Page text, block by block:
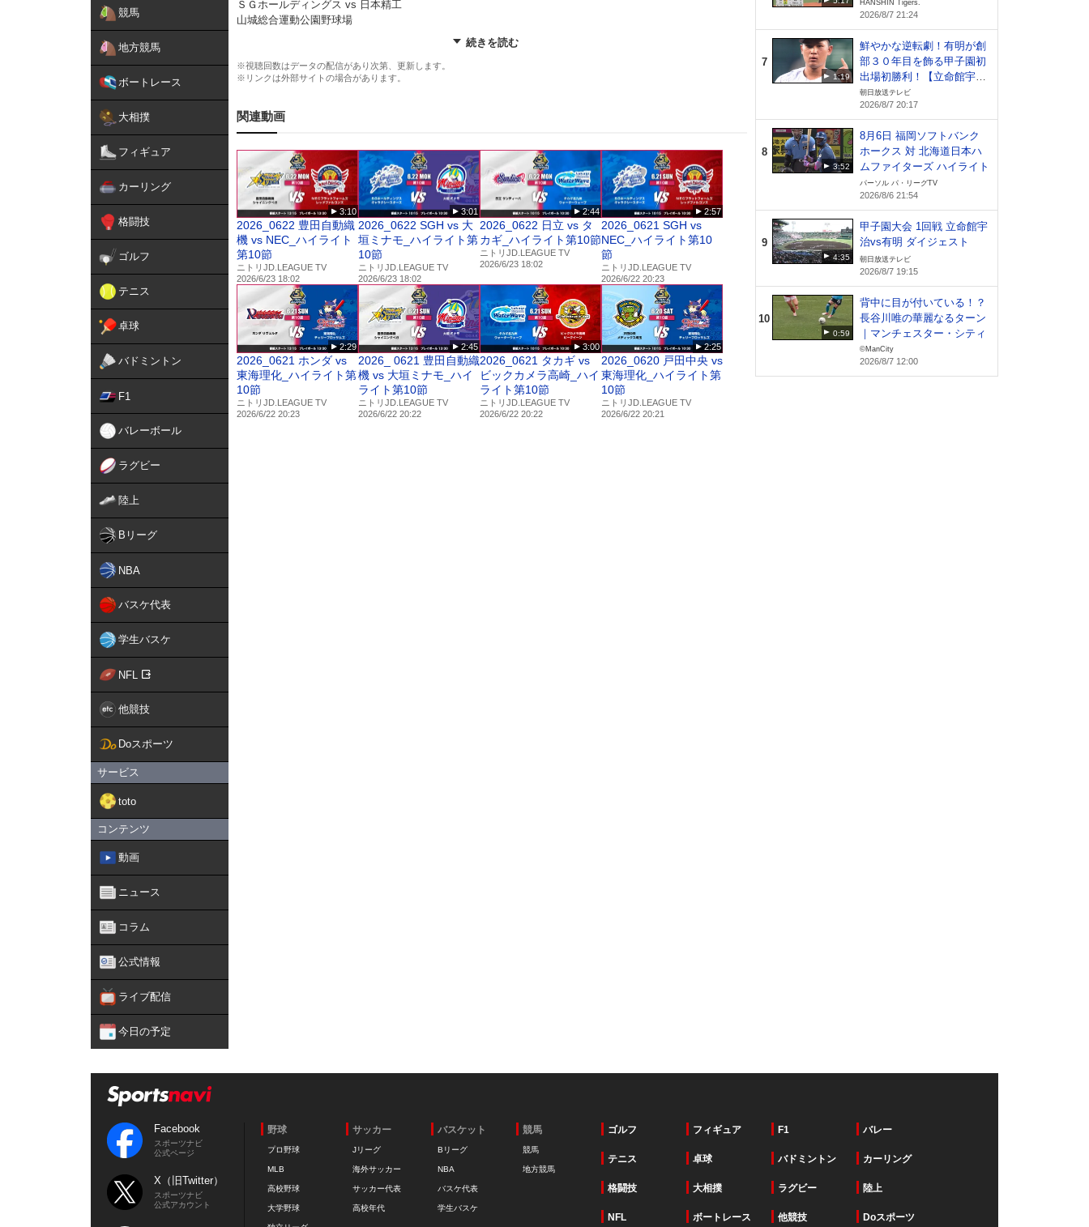
競馬
地方競馬
ボートレース
大相撲
フィギュア
カーリング
格闘技
ゴルフ
テニス
卓球
バドミントン
F1
バレーボール
ラグビー
陸上
Bリーグ
NBA
バスケ代表
学生バスケ
NFL
他競技
Doスポーツ
サービス
toto
コンテンツ
動画
ニュース
コラム
公式情報
ライブ配信
今日の予定
ＳＧホールディングス vs 日本精工
山城総合運動公園野球場
勝利したＳＧホールディングスのエリカ・ピアンカステリ選手のMost Wow! Player インタビュー!!
#ウルカ #イタリアン・スタローン
https://wowcollection.jdleague.jp/player/erika_piancastelli/
https://sports.yahoo.co.jp/video/player/10092294
試合詳細はこちら
https://jdleague.jp/game_lives/vod/3079/
続きを読む
※視聴回数はデータの配信があり次第、更新します。
※リンクは外部サイトの場合があります。
関連動画
3:10
2026_0622 豊田自動織
機 vs NEC_ハイライト
第10節
ニトリJD.LEAGUE TV
2026/6/23 18:02
3:01
2026_0622 SGH vs 大
垣ミナモ_ハイライト第
10節
ニトリJD.LEAGUE TV
2026/6/23 18:02
2:44
2026_0622 日立 vs タ
カギ_ハイライト第10節
ニトリJD.LEAGUE TV
2026/6/23 18:02
2:57
2026_0621 SGH vs
NEC_ハイライト第10
節
ニトリJD.LEAGUE TV
2026/6/22 20:23
2:29
2026_0621 ホンダ vs
東海理化_ハイライト第
10節
ニトリJD.LEAGUE TV
2026/6/22 20:23
2:45
2026_ 0621 豊田自動織
機 vs 大垣ミナモ_ハイ
ライト第10節
ニトリJD.LEAGUE TV
2026/6/22 20:22
3:00
2026_0621 タカギ vs
ビックカメラ高崎_ハイ
ライト第10節
ニトリJD.LEAGUE TV
2026/6/22 20:22
2:25
2026_0620 戸田中央 vs
東海理化_ハイライト第
10節
ニトリJD.LEAGUE TV
2026/6/22 20:21
HANSHIN Tigers.
2026/8/7 21:24
7
1:19
鮮やかな逆転劇！有明が創
部３０年目を飾る甲子園初
出場初勝利！【立命館宇治
vs有明】
朝日放送テレビ
2026/8/7 20:17
8
3:52
8月6日 福岡ソフトバンク
ホークス 対 北海道日本ハ
ムファイターズ ハイライト
パーソル パ・リーグTV
2026/8/6 21:54
9
4:35
甲子園大会 1回戦 立命館宇
治vs有明 ダイジェスト
朝日放送テレビ
2026/8/7 19:15
10
0:59
背中に目が付いている！？
長谷川唯の華麗なるターン
｜マンチェスター・シティ
©ManCity
2026/8/7 12:00
Facebook
スポーツナビ
公式ページ
X（旧Twitter）
スポーツナビ
公式アカウント
野球
プロ野球
MLB
高校野球
大学野球
サッカー
Jリーグ
海外サッカー
サッカー代表
高校年代
バスケット
Bリーグ
NBA
バスケ代表
学生バスケ
競馬
競馬
地方競馬
ゴルフ フィギュア F1 バレー
テニス 卓球 バドミントン カーリング
格闘技 大相撲 ラグビー 陸上
NFL ボートレース 他競技 Doスポーツ